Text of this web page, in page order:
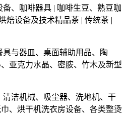
咖啡器具 | 咖啡生豆、熟豆咖
焙设备及技术精品茶 | 传统茶 |
器皿、桌面辅助用品、陶
亚克力水晶、密胺、竹木及新型
机械、吸尘器、洗地机、干
、烘干机洗衣房设备、各类整烫